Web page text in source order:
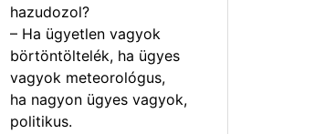
hazudozol?
– Ha ügyetlen vagyok
börtöntöltelék, ha ügyes
vagyok meteorológus,
ha nagyon ügyes vagyok,
politikus.